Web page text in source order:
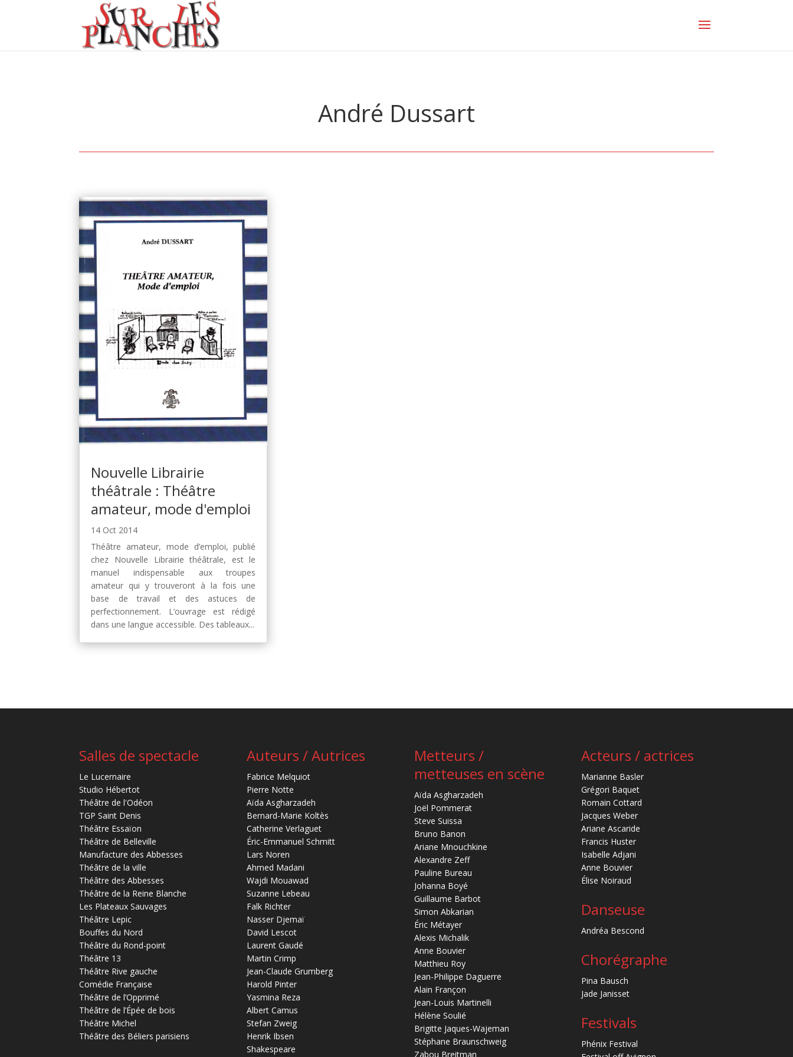
André Dussart
Nouvelle Librairie
théâtrale : Théâtre
amateur, mode d'emploi
14 Oct 2014
Théâtre amateur, mode d’emploi, publié
chez Nouvelle Librairie théâtrale, est le
manuel indispensable aux troupes
amateur qui y trouveront à la fois une
base de travail et des astuces de
perfectionnement. L’ouvrage est rédigé
dans une langue accessible. Des tableaux...
Salles de spectacle
Le Lucernaire
Studio Hébertot
Théâtre de l'Odéon
TGP Saint Denis
Théâtre Essaïon
Théâtre de Belleville
Manufacture des Abbesses
Théâtre de la ville
Théâtre des Abbesses
Théâtre de la Reine Blanche
Les Plateaux Sauvages
Théâtre Lepic
Bouffes du Nord
Théâtre du Rond-point
Théâtre 13
Théâtre Rive gauche
Comédie Française
Théâtre de l’Opprimé
Théâtre de l’Épée de bois
Théâtre Michel
Théâtre des Béliers parisiens
Auteurs / Autrices
Fabrice Melquiot
Pierre Notte
Aïda Asgharzadeh
Bernard-Marie Koltès
Catherine Verlaguet
Éric-Emmanuel Schmitt
Lars Noren
Ahmed Madani
Wajdi Mouawad
Suzanne Lebeau
Falk Richter
Nasser Djemaï
David Lescot
Laurent Gaudé
Martin Crimp
Jean-Claude Grumberg
Harold Pinter
Yasmina Reza
Albert Camus
Stefan Zweig
Henrik Ibsen
Shakespeare
Metteurs /
metteuses en scène
Aïda Asgharzadeh
Joël Pommerat
Steve Suissa
Bruno Banon
Ariane Mnouchkine
Alexandre Zeff
Pauline Bureau
Johanna Boyé
Guillaume Barbot
Simon Abkarian
Éric Métayer
Alexis Michalik
Anne Bouvier
Matthieu Roy
Jean-Philippe Daguerre
Alain Françon
Jean-Louis Martinelli
Hélène Soulié
Brigitte Jaques-Wajeman
Stéphane Braunschweig
Zabou Breitman
Acteurs / actrices
Marianne Basler
Grégori Baquet
Romain Cottard
Jacques Weber
Ariane Ascaride
Francis Huster
Isabelle Adjani
Anne Bouvier
Élise Noiraud
Danseuse
Andréa Bescond
Chorégraphe
Pina Bausch
Jade Janisset
Festivals
Phénix Festival